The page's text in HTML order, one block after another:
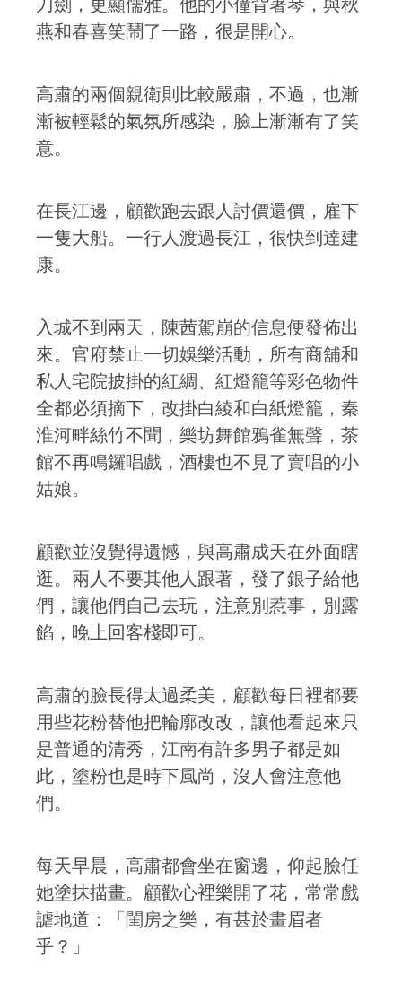
刀劍，更顯儒雅。他的小僮背著琴，與秋
燕和春喜笑鬧了一路，很是開心。
高肅的兩個親衛則比較嚴肅，不過，也漸
漸被輕鬆的氣氛所感染，臉上漸漸有了笑
意。
在長江邊，顧歡跑去跟人討價還價，雇下
一隻大船。一行人渡過長江，很快到達建
康。
入城不到兩天，陳茜駕崩的信息便發佈出
來。官府禁止一切娛樂活動，所有商舖和
私人宅院披掛的紅綢、紅燈籠等彩色物件
全都必須摘下，改掛白綾和白紙燈籠，秦
淮河畔絲竹不聞，樂坊舞館鴉雀無聲，茶
館不再鳴鑼唱戲，酒樓也不見了賣唱的小
姑娘。
顧歡並沒覺得遺憾，與高肅成天在外面瞎
逛。兩人不要其他人跟著，發了銀子給他
們，讓他們自己去玩，注意別惹事，別露
餡，晚上回客棧即可。
高肅的臉長得太過柔美，顧歡每日裡都要
用些花粉替他把輪廓改改，讓他看起來只
是普通的清秀，江南有許多男子都是如
此，塗粉也是時下風尚，沒人會注意他
們。
每天早晨，高肅都會坐在窗邊，仰起臉任
她塗抹描畫。顧歡心裡樂開了花，常常戲
謔地道：「閨房之樂，有甚於畫眉者
乎？」